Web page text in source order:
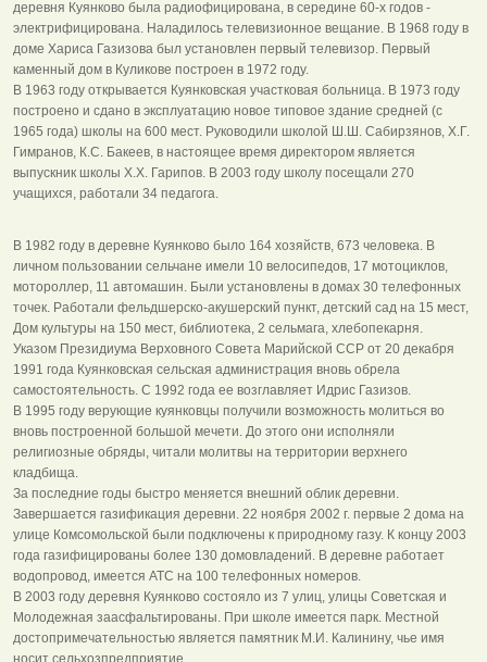
деревня Куянково была радиофицирована, в середине 60-х годов -
электрифицирована. Наладилось телевизионное вещание. В 1968 году в
доме Хариса Газизова был установлен первый телевизор. Первый
каменный дом в Куликове построен в 1972 году.
В 1963 году открывается Куянковская участковая больница. В 1973 году
построено и сдано в эксплуатацию новое типовое здание средней (с
1965 года) школы на 600 мест. Руководили школой Ш.Ш. Сабирзянов, Х.Г.
Гимранов, К.С. Бакеев, в настоящее время директором является
выпускник школы Х.Х. Гарипов. В 2003 году школу посещали 270
учащихся, работали 34 педагога.
В 1982 году в деревне Куянково было 164 хозяйств, 673 человека. В
личном пользовании сельчане имели 10 велосипедов, 17 мотоциклов,
мотороллер, 11 автомашин. Были установлены в домах 30 телефонных
точек. Работали фельдшерско-акушерский пункт, детский сад на 15 мест,
Дом культуры на 150 мест, библиотека, 2 сельмага, хлебопекарня.
Указом Президиума Верховного Совета Марийской ССР от 20 декабря
1991 года Куянковская сельская администрация вновь обрела
самостоятельность. С 1992 года ее возглавляет Идрис Газизов.
В 1995 году верующие куянковцы получили возможность молиться во
вновь построенной большой мечети. До этого они исполняли
религиозные обряды, читали молитвы на территории верхнего
кладбища.
За последние годы быстро меняется внешний облик деревни.
Завершается газификация деревни. 22 ноября 2002 г. первые 2 дома на
улице Комсомольской были подключены к природному газу. К концу 2003
года газифицированы более 130 домовладений. В деревне работает
водопровод, имеется АТС на 100 телефонных номеров.
В 2003 году деревня Куянково состояло из 7 улиц, улицы Советская и
Молодежная заасфальтированы. При школе имеется парк. Местной
достопримечательностью является памятник М.И. Калинину, чье имя
носит сельхозпредприятие.